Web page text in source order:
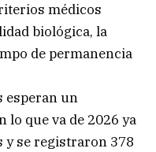
médicos
biológica, la
de permanencia
esperan un
lo que va de 2026 ya
y se registraron 378